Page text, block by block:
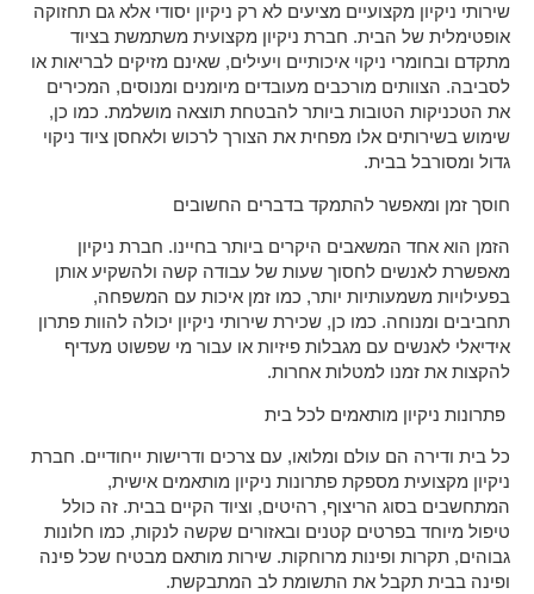
שירותי ניקיון מקצועיים מציעים לא רק ניקיון יסודי אלא גם תחזוקה
אופטימלית של הבית. חברת ניקיון מקצועית משתמשת בציוד
מתקדם ובחומרי ניקוי איכותיים ויעילים, שאינם מזיקים לבריאות או
לסביבה. הצוותים מורכבים מעובדים מיומנים ומנוסים, המכירים
את הטכניקות הטובות ביותר להבטחת תוצאה מושלמת. כמו כן,
שימוש בשירותים אלו מפחית את הצורך לרכוש ולאחסן ציוד ניקוי
גדול ומסורבל בבית.
חוסך זמן ומאפשר להתמקד בדברים החשובים
הזמן הוא אחד המשאבים היקרים ביותר בחיינו. חברת ניקיון
מאפשרת לאנשים לחסוך שעות של עבודה קשה ולהשקיע אותן
בפעילויות משמעותיות יותר, כמו זמן איכות עם המשפחה,
תחביבים ומנוחה. כמו כן, שכירת שירותי ניקיון יכולה להוות פתרון
אידיאלי לאנשים עם מגבלות פיזיות או עבור מי שפשוט מעדיף
להקצות את זמנו למטלות אחרות.
פתרונות ניקיון מותאמים לכל בית
כל בית ודירה הם עולם ומלואו, עם צרכים ודרישות ייחודיים. חברת
ניקיון מקצועית מספקת פתרונות ניקיון מותאמים אישית,
המתחשבים בסוג הריצוף, רהיטים, וציוד הקיים בבית. זה כולל
טיפול מיוחד בפרטים קטנים ובאזורים שקשה לנקות, כמו חלונות
גבוהים, תקרות ופינות מרוחקות. שירות מותאם מבטיח שכל פינה
ופינה בבית תקבל את התשומת לב המתבקשת.